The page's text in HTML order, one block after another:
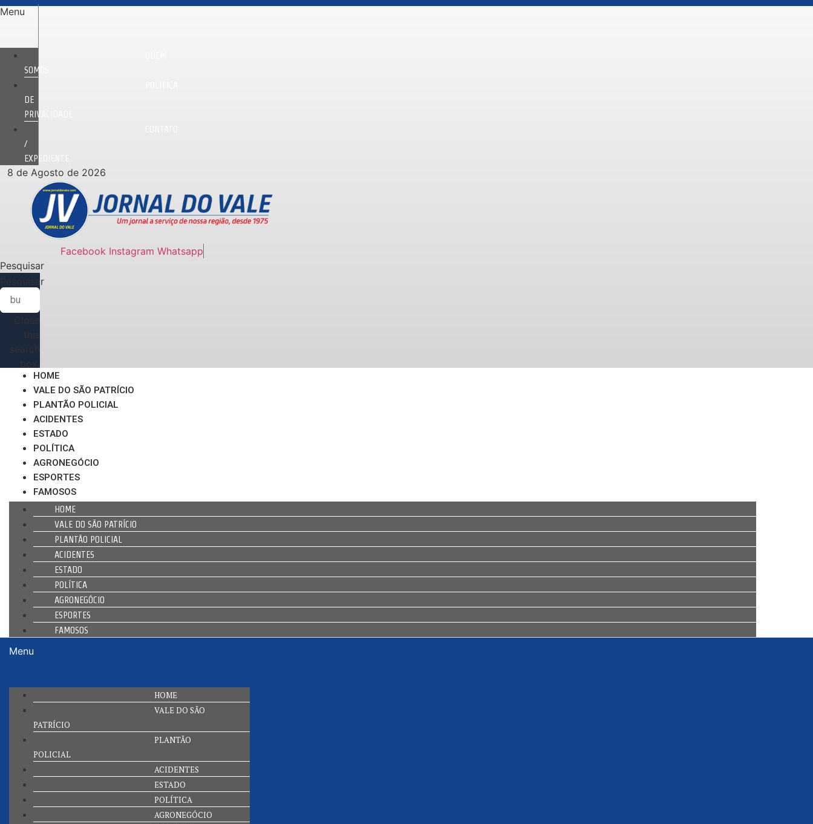
Ir
conteúdo
Menu
SOMOS
DE
PRIVACIDADE
/
EXPEDIENTE
8 de Agosto de 2026
Facebook Instagram Whatsapp
Pesquisar
Pesquisar
Close
this
search
box.
HOME
VALE DO SÃO PATRÍCIO
PLANTÃO POLICIAL
ACIDENTES
ESTADO
POLÍTICA
AGRONEGÓCIO
ESPORTES
FAMOSOS
HOME
VALE DO SÃO PATRÍCIO
PLANTÃO POLICIAL
ACIDENTES
ESTADO
POLÍTICA
AGRONEGÓCIO
ESPORTES
FAMOSOS
Menu
HOME
VALE DO SÃO
PATRÍCIO
PLANTÃO
POLICIAL
ACIDENTES
ESTADO
POLÍTICA
AGRONEGÓCIO